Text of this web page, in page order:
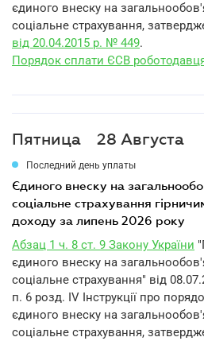
єдиного внеску на
соціальне страхування,
від 20.04.2015 р. № 449.
Порядок сплати ЄСВ
Пятница 28 Августа
Последний день уплаты
єдиного внеску на загальнообов'язкове державне
соціальне страхування
доходу за липень 2026 року
Абзац 1 ч. 8 ст. 9 Закону України
єдиного внеску на
соціальне страхування" від
п. 6 розд. IV Інструкції про
єдиного внеску на
соціальне страхування,